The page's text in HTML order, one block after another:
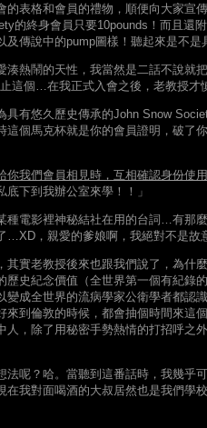
的表格和會員的禮物，順便向大家宣
的終身會員只要10pounds！而且還
及傳說中的pump圖樣！聽起來是不是
湊熱鬧的天性，我當然是二話不說就
這個…在我正式入會之後，老教授才
具有悠久歷史傳承的John Snow
這個馬克杯就是你的會員證明，破了
你我們會員相見時，互相確認身份使
底下到我辦公室來學！！」
種電影裡神秘結社在用的台詞…有那
…XD，親愛的爹娘啊，我絕對不是故
其實老教授後來也跟我們說了，為什
歷史紀念價值（全世界第一個有紀錄
變成全世界的流病學家公衛學者都認
來到倫敦的時候，都會抽個時間來這
人，除了用秘密手勢熱情的打招呼之
法呢？哈。當聽到這番話時，我幾乎
在我對面喝酒的大叔居然也是我們學